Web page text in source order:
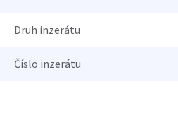
Druh inzerátu
Číslo inzerátu